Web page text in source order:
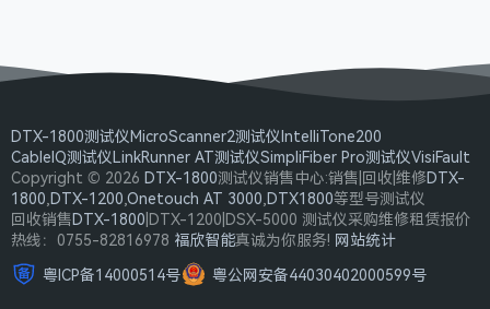
DTX-1800测试仪MicroScanner2测试仪IntelliTone200
CableIQ测试仪LinkRunner AT测试仪SimpliFiber Pro测试仪VisiFault
Copyright © 2026 DTX-1800测试仪销售中心:销售|回收|维修DTX-
1800,DTX-1200,Onetouch AT 3000,DTX1800等型号测试仪
回收销售DTX-1800|DTX-1200|DSX-5000 测试仪采购维修租赁报价
热线：0755-82816978 福欣智能真诚为你服务! 网站统计
粤ICP备14000514号
粤公网安备44030402000599号